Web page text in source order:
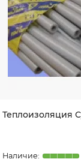
Теплоизоляция